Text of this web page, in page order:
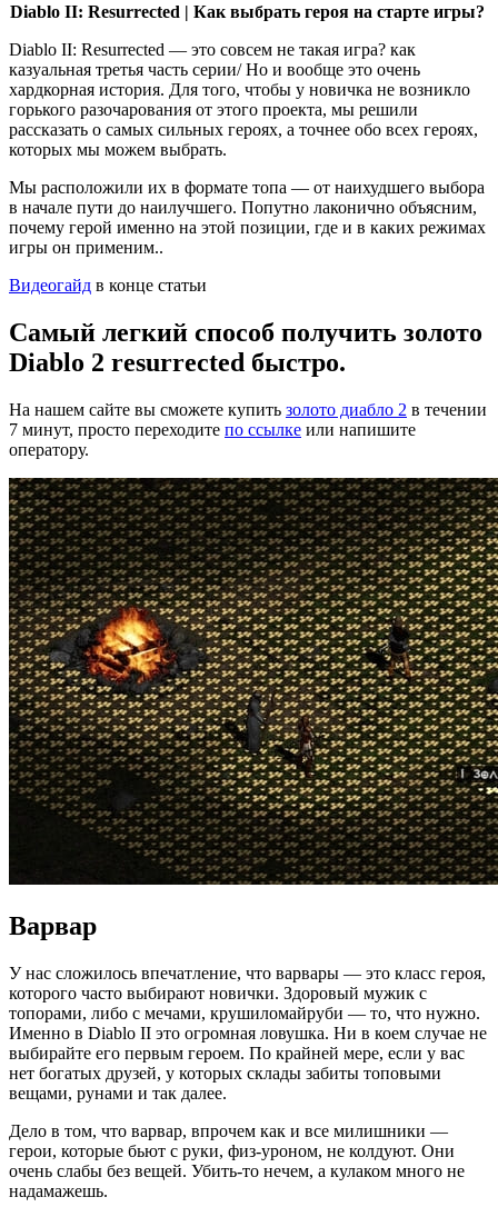
Diablo II: Resurrected | Как выбрать героя на старте игры?
Diablo II: Resurrected — это совсем не такая игра? как
казуальная третья часть серии/ Но и вообще это очень
хардкорная история. Для того, чтобы у новичка не возникло
горького разочарования от этого проекта, мы решили
рассказать о самых сильных героях, а точнее обо всех героях,
которых мы можем выбрать.
Мы расположили их в формате топа — от наихудшего выбора
в начале пути до наилучшего. Попутно лаконично объясним,
почему герой именно на этой позиции, где и в каких режимах
игры он применим..
Видеогайд в конце статьи
Самый легкий способ получить золото
Diablo 2 resurrected быстро.
На нашем сайте вы сможете купить золото диабло 2 в течении
7 минут, просто переходите по ссылке или напишите
оператору.
Варвар
У нас сложилось впечатление, что варвары — это класс героя,
которого часто выбирают новички. Здоровый мужик с
топорами, либо с мечами, крушиломайруби — то, что нужно.
Именно в Diablo II это огромная ловушка. Ни в коем случае не
выбирайте его первым героем. По крайней мере, если у вас
нет богатых друзей, у которых склады забиты топовыми
вещами, рунами и так далее.
Дело в том, что варвар, впрочем как и все милишники —
герои, которые бьют с руки, физ-уроном, не колдуют. Они
очень слабы без вещей. Убить-то нечем, а кулаком много не
надамажешь.